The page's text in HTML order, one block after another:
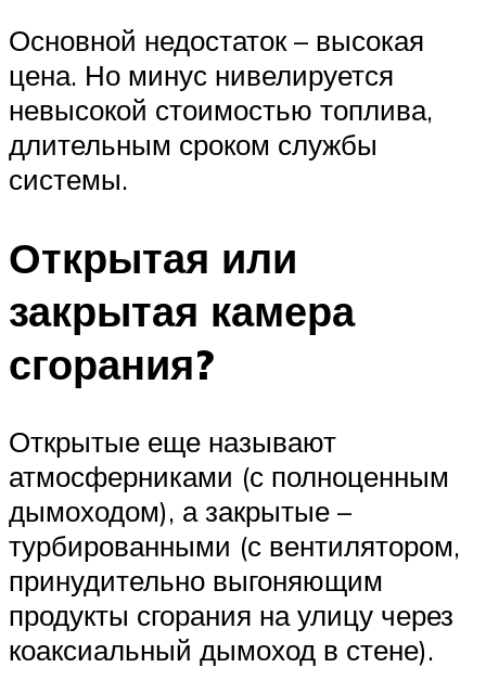
Основной недостаток – высокая
цена. Но минус нивелируется
невысокой стоимостью топлива,
длительным сроком службы
системы.
Открытая или
закрытая камера
сгорания?
Открытые еще называют
атмосферниками (с полноценным
дымоходом), а закрытые –
турбированными (с вентилятором,
принудительно выгоняющим
продукты сгорания на улицу через
коаксиальный дымоход в стене).